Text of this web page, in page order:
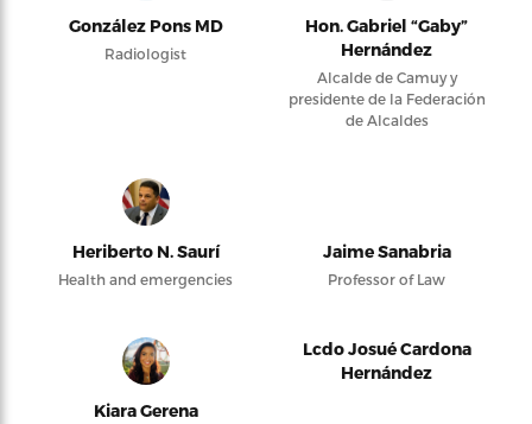
González Pons MD
Radiologist
Hon. Gabriel “Gaby”
Hernández
Alcalde de Camuy y
presidente de la Federación
de Alcaldes
Heriberto N. Saurí
Health and emergencies
Jaime Sanabria
Professor of Law
Kiara Gerena
Lcdo Josué Cardona
Hernández